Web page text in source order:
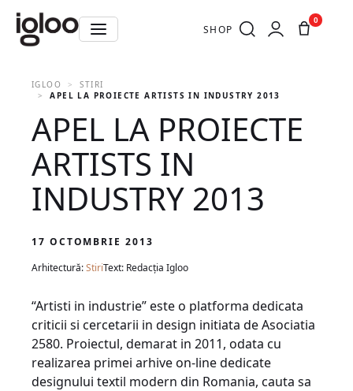
SHOP
0
IGLOO
STIRI
APEL LA PROIECTE ARTISTS IN INDUSTRY 2013
APEL LA PROIECTE
ARTISTS IN
INDUSTRY 2013
17 OCTOMBRIE 2013
Arhitectură:StiriText: Redacția Igloo
“Artisti in industrie” este o platforma dedicata
criticii si cercetarii in design initiata de Asociatia
2580. Proiectul, demarat in 2011, odata cu
realizarea primei arhive on-line dedicate
designului textil modern din Romania, cauta sa